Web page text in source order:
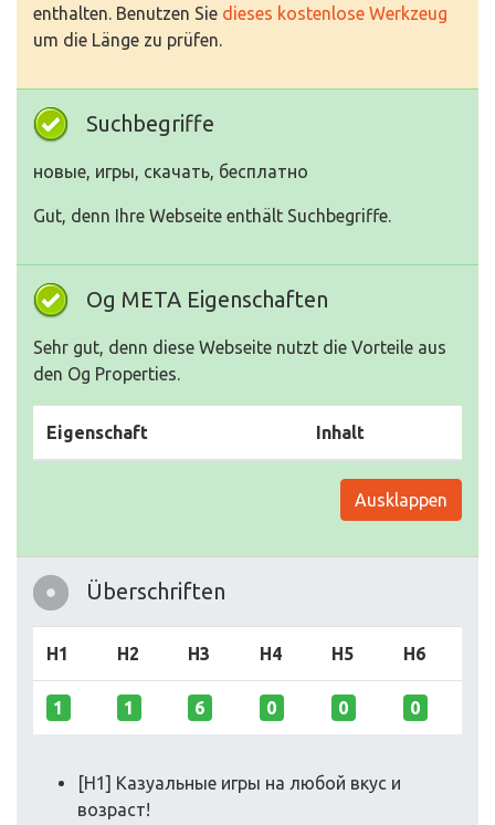
enthalten. Benutzen Sie dieses kostenlose Werkzeug
um die Länge zu prüfen.
Suchbegriffe
новые, игры, скачать, бесплатно
Gut, denn Ihre Webseite enthält Suchbegriffe.
Og META Eigenschaften
Sehr gut, denn diese Webseite nutzt die Vorteile aus
den Og Properties.
Eigenschaft Inhalt
Ausklappen
Überschriften
H1 H2 H3 H4 H5 H6
1 1 6 0 0 0
[H1] Казуальные игры на любой вкус и
возраст!